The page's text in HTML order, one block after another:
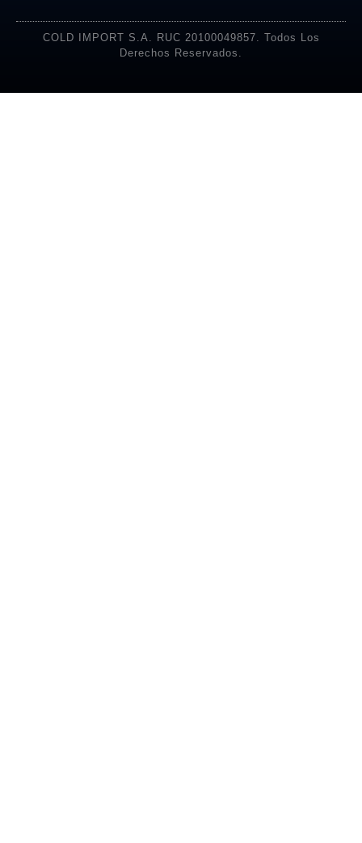
COLD IMPORT S.A. RUC 20100049857. Todos Los
Derechos Reservados.